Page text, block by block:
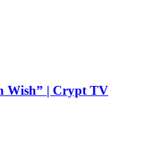
Wish” | Crypt TV